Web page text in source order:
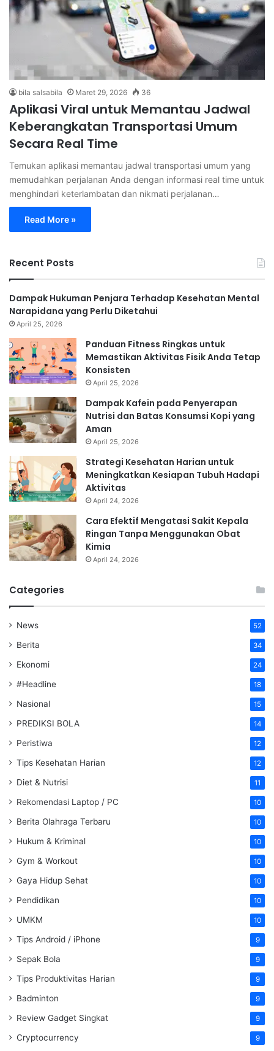
bila salsabila Maret 29, 2026 36
Aplikasi Viral untuk Memantau Jadwal
Keberangkatan Transportasi Umum
Secara Real Time
Temukan aplikasi memantau jadwal transportasi umum yang
memudahkan perjalanan Anda dengan informasi real time untuk
menghindari keterlambatan dan nikmati perjalanan…
Read More »
Recent Posts
Dampak Hukuman Penjara Terhadap Kesehatan Mental
Narapidana yang Perlu Diketahui
April 25, 2026
Panduan Fitness Ringkas untuk
Memastikan Aktivitas Fisik Anda Tetap
Konsisten
April 25, 2026
Dampak Kafein pada Penyerapan
Nutrisi dan Batas Konsumsi Kopi yang
Aman
April 25, 2026
Strategi Kesehatan Harian untuk
Meningkatkan Kesiapan Tubuh Hadapi
Aktivitas
April 24, 2026
Cara Efektif Mengatasi Sakit Kepala
Ringan Tanpa Menggunakan Obat
Kimia
April 24, 2026
Categories
News 52
Berita 34
Ekonomi 24
#Headline 18
Nasional 15
PREDIKSI BOLA 14
Peristiwa 12
Tips Kesehatan Harian 12
Diet & Nutrisi 11
Rekomendasi Laptop / PC 10
Berita Olahraga Terbaru 10
Hukum & Kriminal 10
Gym & Workout 10
Gaya Hidup Sehat 10
Pendidikan 10
UMKM 10
Tips Android / iPhone 9
Sepak Bola 9
Tips Produktivitas Harian 9
Badminton 9
Review Gadget Singkat 9
Cryptocurrency 9